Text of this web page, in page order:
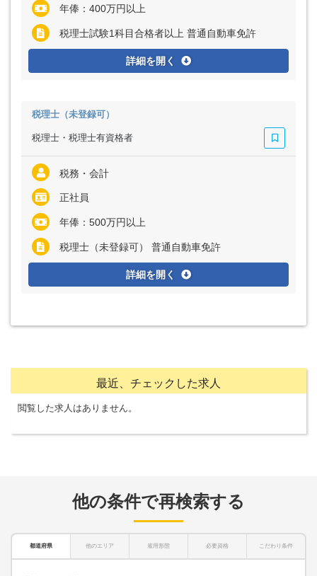
年俸：400万円以上
税理士試験1科目合格者以上 普通自動車免許
詳細を開く
税理士（未登録可）
税理士・税理士有資格者
税務・会計
正社員
年俸：500万円以上
税理士（未登録可） 普通自動車免許
詳細を開く
最近、チェックした求人
閲覧した求人はありません。
他の条件で再検索する
都道府県 他のエリア 雇用形態 必要資格 こだわり条件